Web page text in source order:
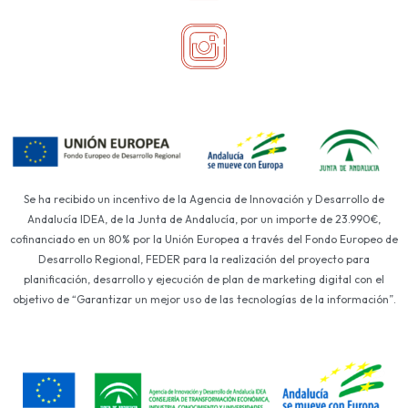
Se ha recibido un incentivo de la Agencia de Innovación y Desarrollo de
Andalucía IDEA, de la Junta de Andalucía, por un importe de 23.990€,
cofinanciado en un 80% por la Unión Europea a través del Fondo Europeo de
Desarrollo Regional, FEDER para la realización del proyecto para
planificación, desarrollo y ejecución de plan de marketing digital con el
objetivo de “Garantizar un mejor uso de las tecnologías de la información”.